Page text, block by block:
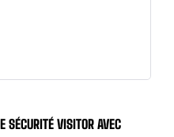
SÉCURITÉ VISITOR AVEC